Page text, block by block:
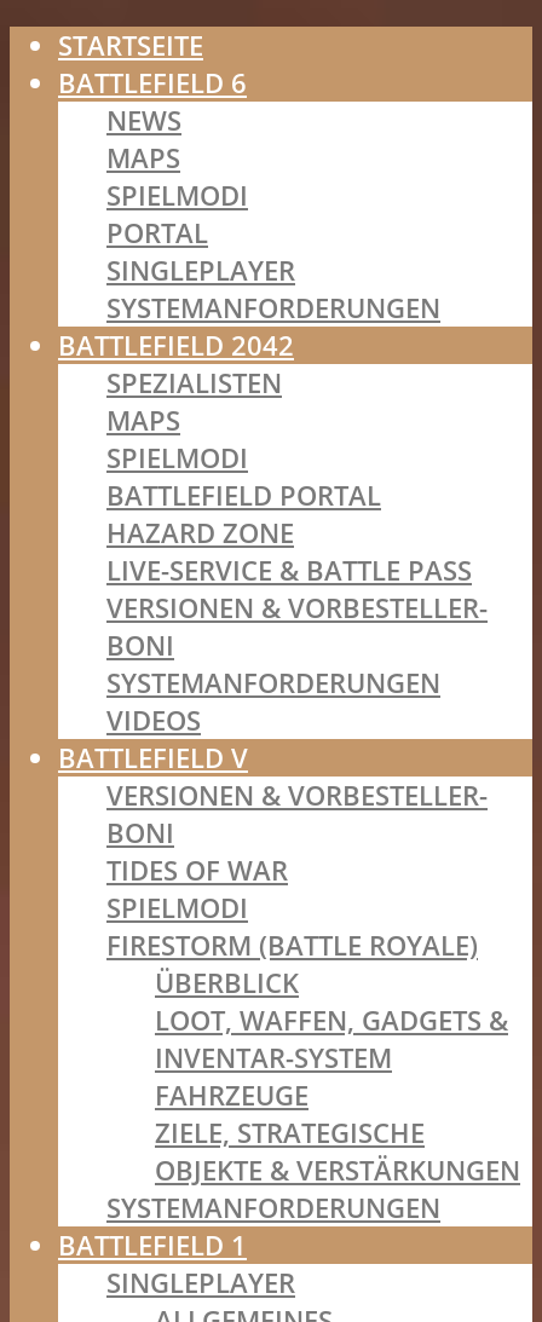
STARTSEITE
BATTLEFIELD 6
NEWS
MAPS
SPIELMODI
PORTAL
SINGLEPLAYER
SYSTEMANFORDERUNGEN
BATTLEFIELD 2042
SPEZIALISTEN
MAPS
SPIELMODI
BATTLEFIELD PORTAL
HAZARD ZONE
LIVE-SERVICE & BATTLE PASS
VERSIONEN & VORBESTELLER-
BONI
SYSTEMANFORDERUNGEN
VIDEOS
BATTLEFIELD V
VERSIONEN & VORBESTELLER-
BONI
TIDES OF WAR
SPIELMODI
FIRESTORM (BATTLE ROYALE)
ÜBERBLICK
LOOT, WAFFEN, GADGETS &
INVENTAR-SYSTEM
FAHRZEUGE
ZIELE, STRATEGISCHE
OBJEKTE & VERSTÄRKUNGEN
SYSTEMANFORDERUNGEN
BATTLEFIELD 1
SINGLEPLAYER